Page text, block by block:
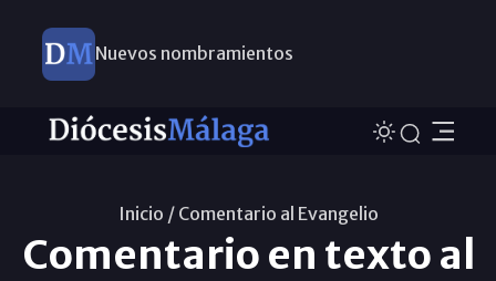
Nuevos nombramientos
Inicio / Comentario al Evangelio
Comentario en texto al